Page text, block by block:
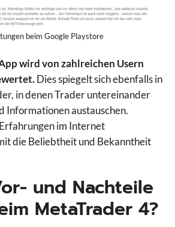
beim Google Playstore
wird von zahlreichen Usern
Dies spiegelt sich ebenfalls in
in denen Trader untereinander
Informationen austauschen.
im Internet
die Beliebtheit und Bekanntheit
und Nachteile
MetaTrader 4?